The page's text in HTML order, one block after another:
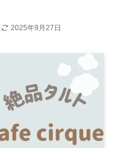
2025年9月27日